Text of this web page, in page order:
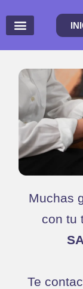
Muchas
con tu
Te